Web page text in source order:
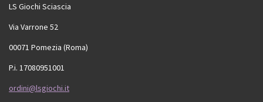
LS Giochi Sciascia
Via Varrone 52
00071 Pomezia (Roma)
P.i. 17080951001
ordini@lsgiochi.it